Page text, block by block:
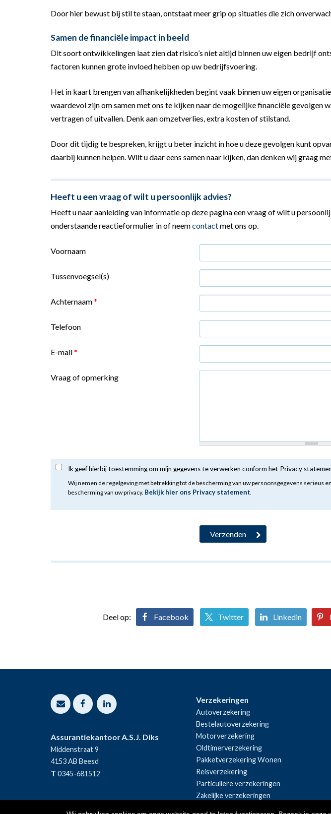
Door hier bewust bij stil te staan, ontstaat meer grip op situaties die zich
Samen de financiële impact in beeld
Dit soort ontwikkelingen laat zien dat risico’s niet altijd binnen uw eigen bedrijf
factoren kunnen grote invloed hebben op uw bedrijfsvoering.
Het in kaart brengen van afhankelijkheden begint vaak binnen uw eigen
waardevol zijn om samen met ons te kijken naar de mogelijke financiële gevolgen
vertragen of uitvallen. Denk aan omzetverlies, extra kosten of stilstand.
Door dit tijdig te bespreken, krijgt u beter inzicht in hoe u deze gevolgen kunt
daarbij kunnen helpen. Wilt u daar eens samen naar kijken, dan denken wij graag
Heeft u een vraag of wilt u persoonlijk advies?
Heeft u naar aanleiding van informatie op deze pagina een vraag of wilt u
onderstaande reactieformulier in of neemcontactmet ons op.
Voornaam
Tussenvoegsel(s)
Achternaam *
Telefoon
E-mail *
Vraag of opmerking
Ik geef hierbij toestemming om mijn gegevens te verwerken conform het Privacy
Wij nemen de regelgeving met betrekking tot de bescherming van uw persoonsgegevens serieus
bescherming van uw privacy. Bekijk hier ons Privacy statement
Deel op: Facebook Twitter Linkedin
Assurantiekantoor A.S.J. Diks
Middenstraat 9
4153 AB Beesd
T 0345-681512
Verzekeringen
Autoverzekering
Bestelautoverzekering
Motorverzekering
Oldtimerverzekering
Pakketverzekering Wonen
Reisverzekering
Particuliere verzekeringen
Zakelijke verzekeringen